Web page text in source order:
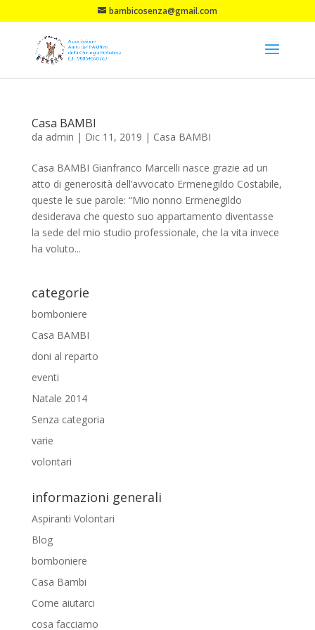
bambicosenza@gmail.com
Casa BAMBI
da admin | Dic 11, 2019 | Casa BAMBI
Casa BAMBI Gianfranco Marcelli nasce grazie ad un
atto di generosità dell’avvocato Ermenegildo Costabile,
queste le sue parole: “Mio nonno Ermenegildo
desiderava che questo suo appartamento diventasse
la sede del mio studio professionale, che la vita invece
ha voluto...
categorie
bomboniere
Casa BAMBI
doni al reparto
eventi
Natale 2014
Senza categoria
varie
volontari
informazioni generali
Aspiranti Volontari
Blog
bomboniere
Casa Bambi
Come aiutarci
cosa facciamo